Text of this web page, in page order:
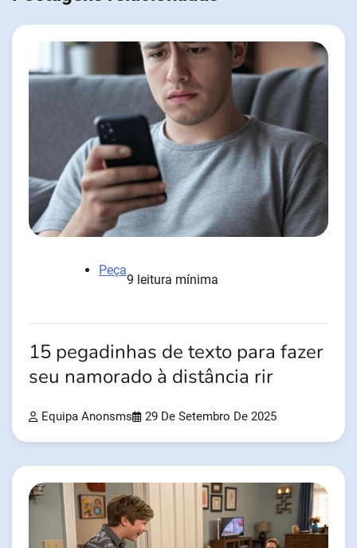
Peça
9 leitura mínima
15 pegadinhas de texto para fazer
seu namorado à distância rir
Equipa Anonsms 29 De Setembro De 2025